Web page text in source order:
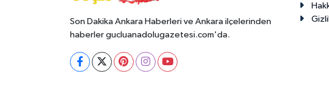
Son Dakika Ankara Haberleri ve Ankara ilçelerinden
haberler gucluanadolugazetesi.com'da.